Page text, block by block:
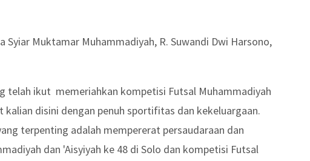
Syiar Muktamar Muhammadiyah, R. Suwandi Dwi Harsono,
telah ikut memeriahkan kompetisi Futsal Muhammadiyah
kalian disini dengan penuh sportifitas dan kekeluargaan.
terpenting adalah mempererat persaudaraan dan
dan 'Aisyiyah ke 48 di Solo dan kompetisi Futsal